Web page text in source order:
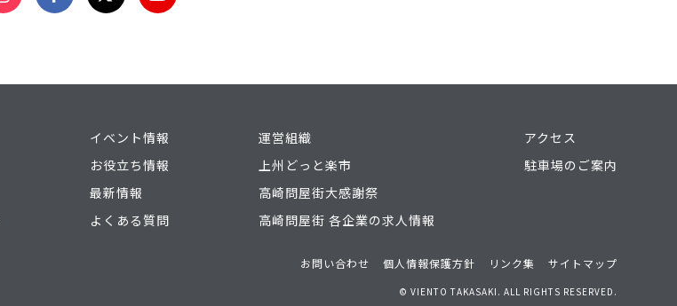
イベント情報
お役立ち情報
最新情報
よくある質問
運営組織
上州どっと楽市
高崎問屋街大感謝祭
高崎問屋街 各企業の求人情報
アクセス
駐車場のご案内
お問い合わせ 個人情報保護方針 リンク集 サイトマップ
© VIENTO TAKASAKI. ALL RIGHTS RESERVED.